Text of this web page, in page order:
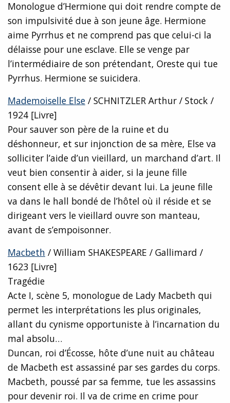
Monologue d’Hermione qui doit rendre compte de
son impulsivité due à son jeune âge. Hermione
aime Pyrrhus et ne comprend pas que celui-ci la
délaisse pour une esclave. Elle se venge par
l’intermédiaire de son prétendant, Oreste qui tue
Pyrrhus. Hermione se suicidera.
Mademoiselle Else / SCHNITZLER Arthur / Stock /
1924 [Livre]
Pour sauver son père de la ruine et du
déshonneur, et sur injonction de sa mère, Else va
solliciter l’aide d’un vieillard, un marchand d’art. Il
veut bien consentir à aider, si la jeune fille
consent elle à se dévêtir devant lui. La jeune fille
va dans le hall bondé de l’hôtel où il réside et se
dirigeant vers le vieillard ouvre son manteau,
avant de s’empoisonner.
Macbeth / William SHAKESPEARE / Gallimard /
1623 [Livre]
Tragédie
Acte I, scène 5, monologue de Lady Macbeth qui
permet les interprétations les plus originales,
allant du cynisme opportuniste à l’incarnation du
mal absolu…
Duncan, roi d’Écosse, hôte d’une nuit au château
de Macbeth est assassiné par ses gardes du corps.
Macbeth, poussé par sa femme, tue les assassins
pour devenir roi. Il va de crime en crime pour